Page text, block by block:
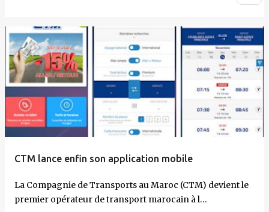
CTM lance enfin son application mobile
La Compagnie de Transports au Maroc (CTM) devient le
premier opérateur de transport marocain à l…